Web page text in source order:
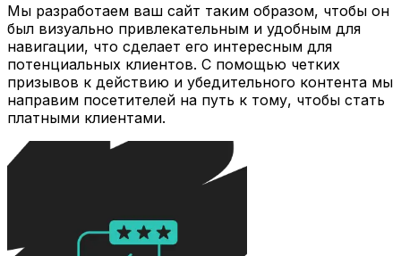
Мы разработаем ваш сайт таким образом, чтобы он
был визуально привлекательным и удобным для
навигации, что сделает его интересным для
потенциальных клиентов. С помощью четких
призывов к действию и убедительного контента мы
направим посетителей на путь к тому, чтобы стать
платными клиентами.